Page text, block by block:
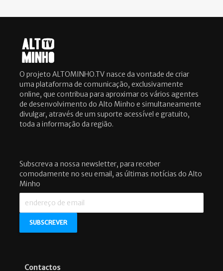
O projeto ALTOMINHO.TV nasce da vontade de criar
uma plataforma de comunicação, exclusivamente
online, que contribua para aproximar os vários agentes
de desenvolvimento do Alto Minho e simultaneamente
divulgar, através de um suporte acessível e gratuito,
toda a informação da região.
Subscreva a nossa newsletter, para receber
comodamente no seu email, as últimas notícias do Alto
Minho
Contactos